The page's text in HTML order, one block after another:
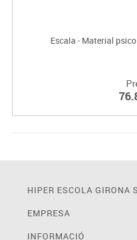
Escala - Material
HIPER ESCOLA GIRONA
EMPRESA
INFORMACIÓ